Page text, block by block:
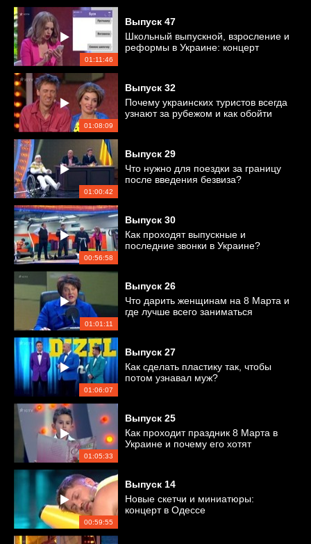
01:11:46
Выпуск 47
Школьный выпускной, взросление и
реформы в Украине: концерт
01:08:09
Выпуск 32
Почему украинских туристов всегда
узнают за рубежом и как обойти
01:00:42
Выпуск 29
Что нужно для поездки за границу
после введения безвиза?
00:56:58
Выпуск 30
Как проходят выпускные и
последние звонки в Украине?
01:01:11
Выпуск 26
Что дарить женщинам на 8 Марта и
где лучше всего заниматься
01:06:07
Выпуск 27
Как сделать пластику так, чтобы
потом узнавал муж?
01:05:33
Выпуск 25
Как проходит праздник 8 Марта в
Украине и почему его хотят
00:59:55
Выпуск 14
Новые скетчи и миниатюры:
концерт в Одессе